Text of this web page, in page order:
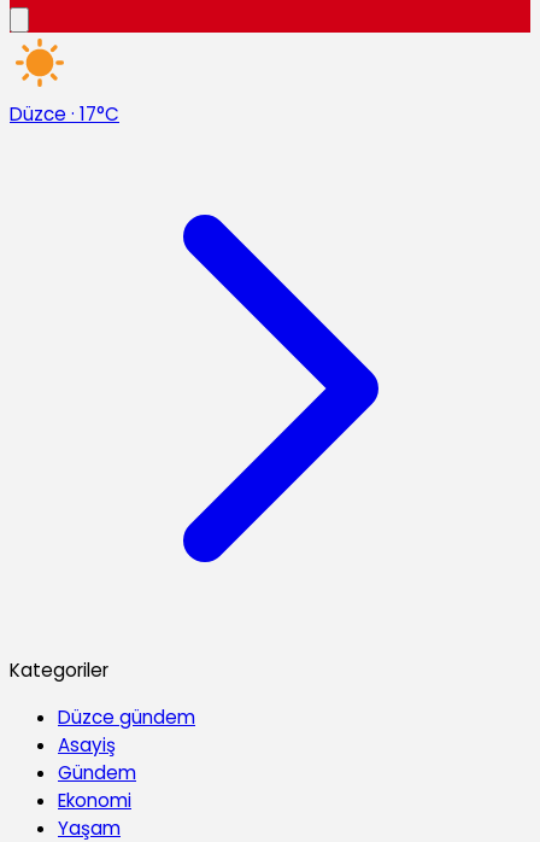
Düzce · 17°C
Kategoriler
Düzce gündem
Asayiş
Gündem
Ekonomi
Yaşam